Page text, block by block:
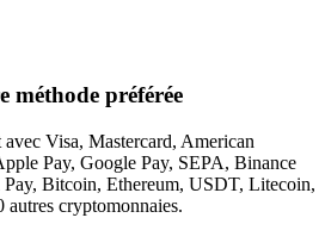
méthode préférée
Visa, Mastercard, American
Pay, Google Pay, SEPA, Binance
Bitcoin, Ethereum, USDT, Litecoin,
autres cryptomonnaies.